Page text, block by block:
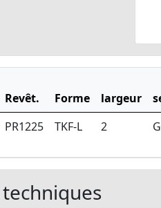
Revêt. Forme largeur
PR1225 TKF-L 2